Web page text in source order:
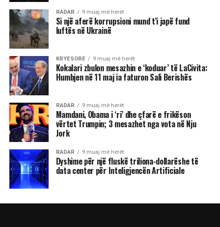
RADAR 9 muaj më herët
Si një aferë korrupsioni mund t’i japë fund
luftës në Ukrainë
KRYESORE 9 muaj më herët
Kokalari zbulon mesazhin e ‘koduar’ të LaCivita:
Humbjen në 11 maj ia faturon Sali Berishës
RADAR 9 muaj më herët
Mamdani, Obama i ‘ri’ dhe çfarë e frikëson
vërtet Trumpin; 3 mesazhet nga vota në Nju
Jork
RADAR 9 muaj më herët
Dyshime për një fluskë triliona-dollarëshe të
data center për Inteligjencën Artificiale